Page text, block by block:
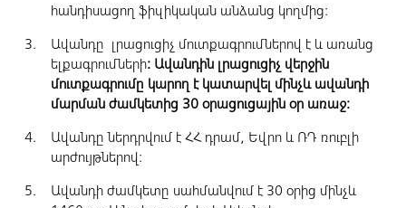
հանդիսացող ֆիզիկական անձանց կողմից:
Ավանդը լրացուցիչ մուտքագրումներով է և առանց
ելքագրումների: Ավանդին լրացուցիչ վերջին
մուտքագրումը կարող է կատարվել մինչև ավանդի
մարման ժամկետից 30 օրացուցային օր առաջ:
Ավանդը ներդրվում է ՀՀ դրամ, Եվրո և ՌԴ ռուբլի
արժույթներով:
Ավանդի ժամկետը սահմանվում է 30 օրից մինչև